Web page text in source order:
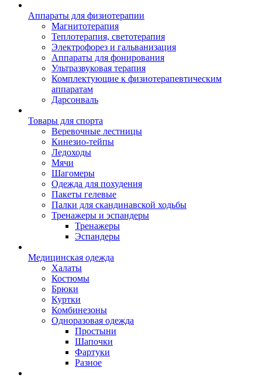
Аппараты для физиотерапии
Магнитотерапия
Теплотерапия, светотерапия
Электрофорез и гальванизация
Аппараты для фонирования
Ультразвуковая терапия
Комплектующие к физиотерапевтическим
аппаратам
Дарсонваль
Товары для спорта
Веревочные лестницы
Кинезио-тейпы
Ледоходы
Мячи
Шагомеры
Одежда для похудения
Пакеты гелевые
Палки для скандинавской ходьбы
Тренажеры и эспандеры
Тренажеры
Эспандеры
Медицинская одежда
Халаты
Костюмы
Брюки
Куртки
Комбинезоны
Одноразовая одежда
Простыни
Шапочки
Фартуки
Разное